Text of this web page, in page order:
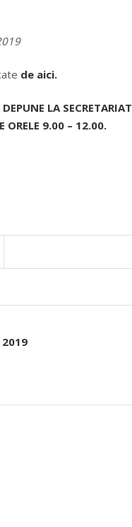
de aici.
LA
ORELE 9.00 – 12.00.
2019